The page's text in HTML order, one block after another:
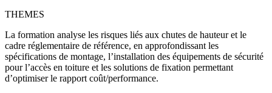
THEMES
La formation analyse les risques liés aux chutes de hauteur et le
cadre réglementaire de référence, en approfondissant les
spécifications de montage, l’installation des équipements de sécurité
pour l’accès en toiture et les solutions de fixation permettant
d’optimiser le rapport coût/performance.